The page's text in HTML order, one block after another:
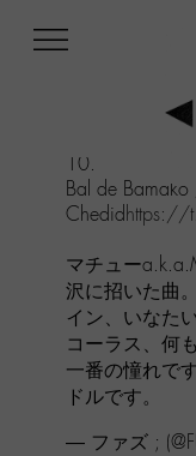
menu
Aller
contenu
Aller
recherche
10.
Bal de
Chedidhttps://
マチュー
沢に招いた曲
イン、いなた
コーラス、何
一番の憧れで
ドルです。
— ファズ ;